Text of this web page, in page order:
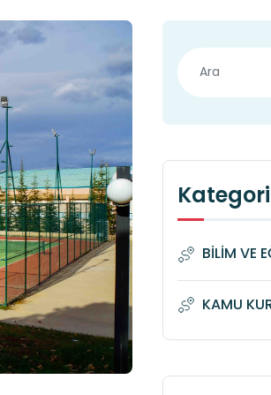
Kategori
BİLİM VE
KAMU